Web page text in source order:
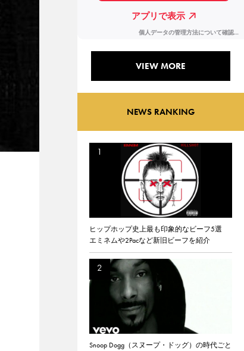
VIEW MORE
NEWS RANKING
ヒップホップ史上最も印象的なビーフ5選
エミネムや2Pacなど新旧ビーフを紹介
Snoop Dogg（スヌープ・ドッグ）の時代ごと